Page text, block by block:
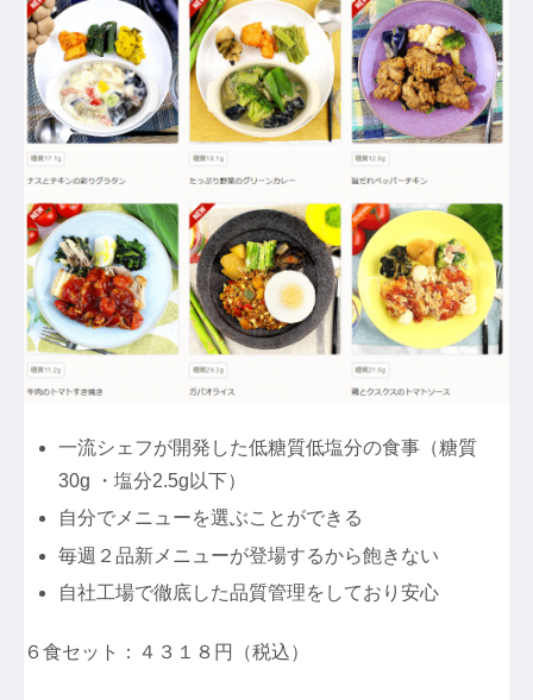
一流シェフが開発した低糖質低塩分の食事（糖質
30g ・塩分2.5g以下）
自分でメニューを選ぶことができる
毎週２品新メニューが登場するから飽きない
自社工場で徹底した品質管理をしており安心
６食セット：４３１８円（税込）